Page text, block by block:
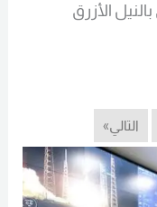
الأزرق
التالي»